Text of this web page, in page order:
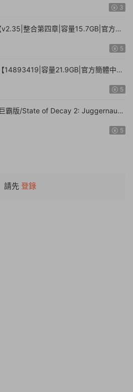
3
整合第四章|容量15.7GB|官方簡
5
14893419|容量21.9GB|官方簡體中
5
巨霸版/State of Decay 2: Juggernaut
5
請先 登錄